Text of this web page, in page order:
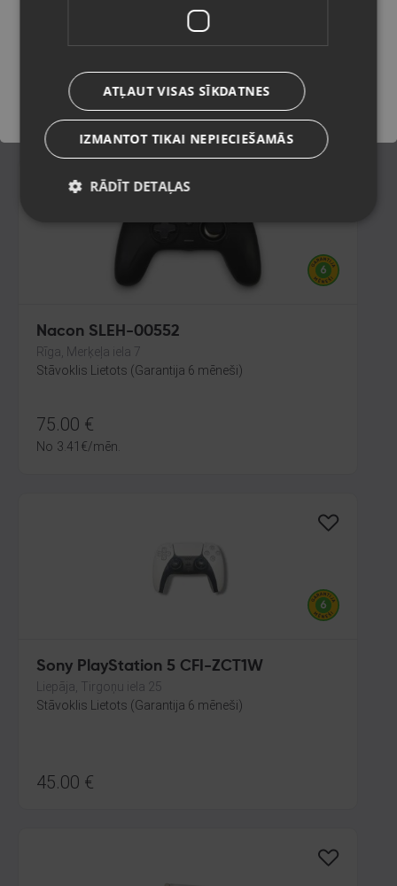
Stāvoklis Jauns (Garantija 24 mēneši)
149.00 €
6.77€/mēn.
Nacon SLEH-00552
Rīga, Merķeļa iela 7
Stāvoklis Lietots (Garantija 6 mēneši)
75.00 €
No 3.41 €/mēn.
Sony PlayStation 5 CFI-ZCT1W
Liepāja, Tirgoņu iela 25
Stāvoklis Lietots (Garantija 6 mēneši)
45.00 €
Saglabāt
ATĻAUT VISAS SĪKDATNES
IZMANTOT TIKAI NEPIECIEŠAMĀS
RĀDĪT DETAĻAS